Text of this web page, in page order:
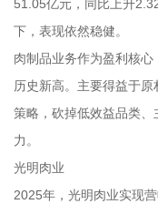
51.05亿元，同比上升
下，表现依然稳健。
肉制品业务作为盈利核
历史新高。主要得益于
策略，砍掉低效益品类
力。
光明肉业
2025年，光明肉业实现